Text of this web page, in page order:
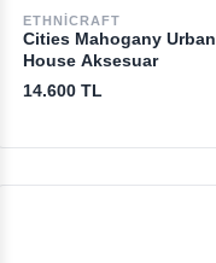
ETHNICRAFT
Cities Mahogany Urban
House Aksesuar
14.600 TL